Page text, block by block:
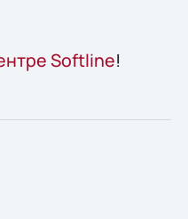
Softline!